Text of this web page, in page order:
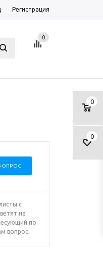
Регистрация
0
0
0
с
на
по
вопрос.